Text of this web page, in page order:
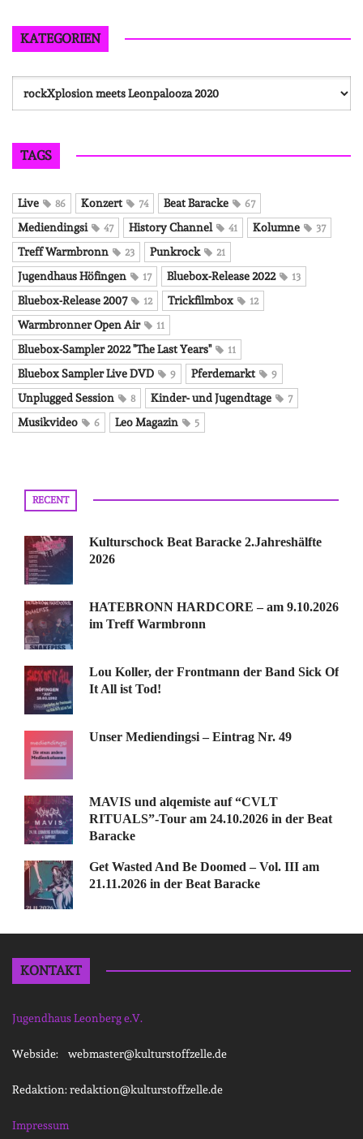
KATEGORIEN
Kategorien
TAGS
Live 86 Konzert 74 Beat Baracke 67
Mediendingsi 47 History Channel 41 Kolumne 37
Treff Warmbronn 23 Punkrock 21
Jugendhaus Höfingen 17 Bluebox-Release 2022 13
Bluebox-Release 2007 12 Trickfilmbox 12
Warmbronner Open Air 11
Bluebox-Sampler 2022 "The Last Years" 11
Bluebox Sampler Live DVD 9 Pferdemarkt 9
Unplugged Session 8 Kinder- und Jugendtage 7
Musikvideo 6 Leo Magazin 5
RECENT
Kulturschock Beat Baracke 2.Jahreshälfte
2026
HATEBRONN HARDCORE – am 9.10.2026
im Treff Warmbronn
Lou Koller, der Frontmann der Band Sick Of
It All ist Tod!
Unser Mediendingsi – Eintrag Nr. 49
MAVIS und alqemiste auf “CVLT
RITUALS”-Tour am 24.10.2026 in der Beat
Baracke
Get Wasted And Be Doomed – Vol. III am
21.11.2026 in der Beat Baracke
KONTAKT
Jugendhaus Leonberg e.V.
Webside: webmaster@kulturstoffzelle.de
Redaktion: redaktion@kulturstoffzelle.de
Impressum